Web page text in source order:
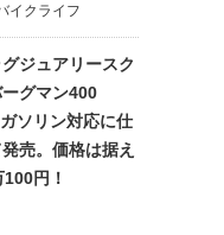
イクライフ
ジュアリースク
グマン400
ソリン対応に仕
売。価格は据え
円！